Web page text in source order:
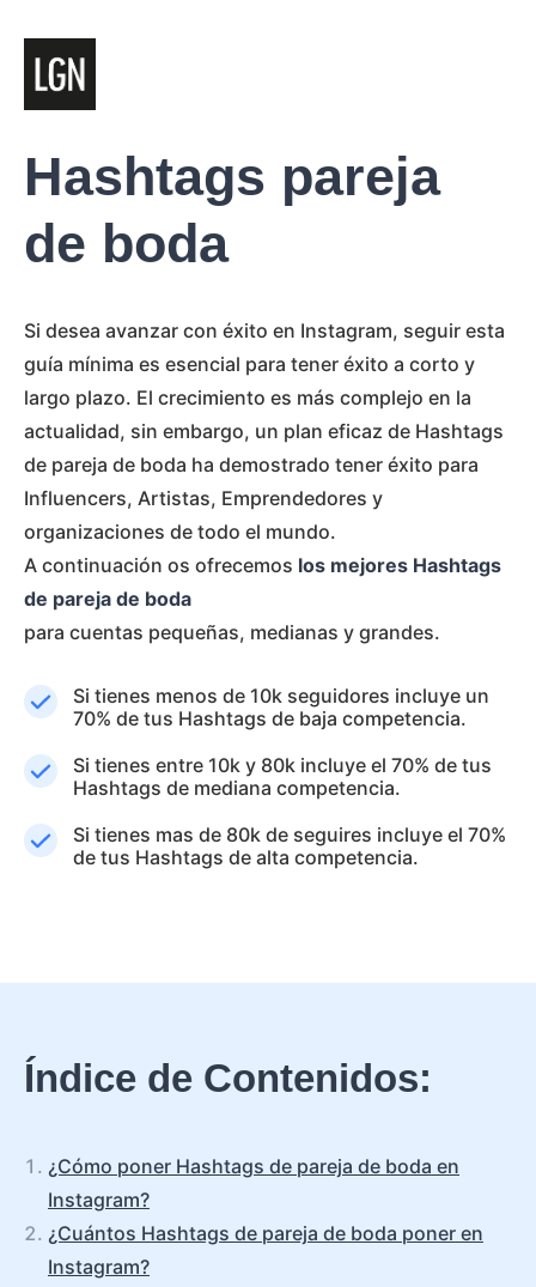
Hashtags pareja
de boda
Si desea avanzar con éxito en Instagram, seguir esta
guía mínima es esencial para tener éxito a corto y
largo plazo. El crecimiento es más complejo en la
actualidad, sin embargo, un plan eficaz de Hashtags
de pareja de boda ha demostrado tener éxito para
Influencers, Artistas, Emprendedores y
organizaciones de todo el mundo.
A continuación os ofrecemos los mejores Hashtags
de pareja de boda
para cuentas pequeñas, medianas y grandes.
Si tienes menos de 10k seguidores incluye un
70% de tus Hashtags de baja competencia.
Si tienes entre 10k y 80k incluye el 70% de tus
Hashtags de mediana competencia.
Si tienes mas de 80k de seguires incluye el 70%
de tus Hashtags de alta competencia.
Índice de Contenidos:
¿Cómo poner Hashtags de pareja de boda en
Instagram?
¿Cuántos Hashtags de pareja de boda poner en
Instagram?